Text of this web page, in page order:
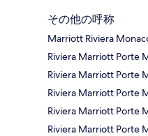
その他の呼称
Marriott Riviera
Riviera Marriott Porte
Riviera Marriott Porte
Riviera Marriott Porte
Riviera Marriott Porte
Riviera Marriott Porte